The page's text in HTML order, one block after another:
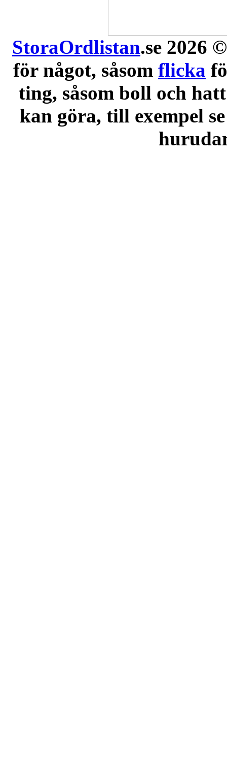
StoraOrdlistan.se 2026
för något, såsom flicka
ting, såsom boll och
kan göra, till exempel